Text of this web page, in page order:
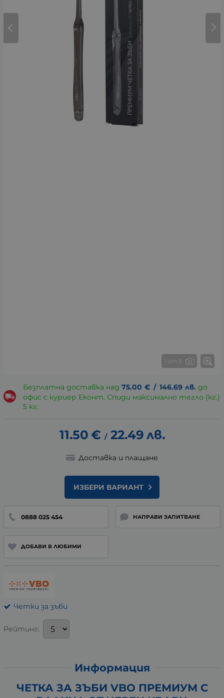
1 от 5
Безплатна доставка над 75.00 € / 146.69 лв. до
офис с куриер Еконт, Спиди максимално тегло (кг.)
5 кг.
11.50 € / 22.49 лв.
Доставка и плащане
ИЗБЕРИ ВАРИАНТ
0888 025 454 НАПРАВИ ЗАПИТВАНЕ
ДОБАВИ В ЛЮБИМИ
Четки за зъби
Рейтинг:
Информация
ЧЕТКА ЗА ЗЪБИ VBO ПРЕМИУМ С